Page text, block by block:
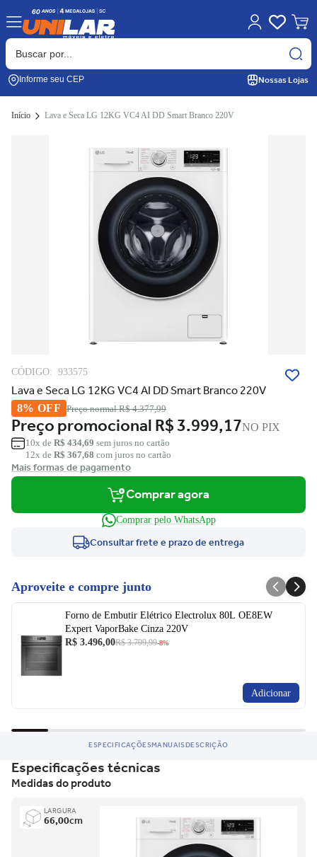
Informe seu CEP Nossas Lojas
Início Lava e Seca LG 12KG VC4 AI DD Smart Branco 220V
CÓDIGO: 933575
Lava e Seca LG 12KG VC4 AI DD Smart Branco 220V
8% OFF Preço normalR$ 4.377,99
Preço promocionalR$ 3.999,17NO PIX
10x de R$ 434,69 sem juros no cartão
12x de R$ 367,68 com juros no cartão
Mais formas de pagamento
Comprar agora
Comprar pelo WhatsApp
Consultar frete e prazo de entrega
Aproveite e compre junto
Forno de Embutir Elétrico Electrolux 80L OE8EW
Expert VaporBake Cinza 220V
R$ 3.496,00R$ 3.799,99-8%
Adicionar
ESPECIFICAÇÕESMANUAISDESCRIÇÃO
Especificações técnicas
Medidas do produto
LARGURA
66,00cm